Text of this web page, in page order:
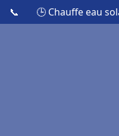
📞 🕒 Chauffe eau